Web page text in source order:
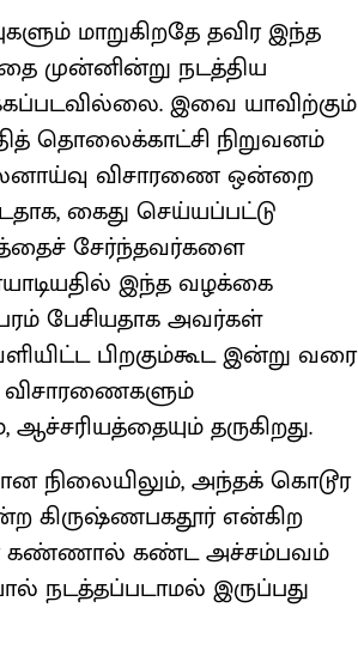
மாறுகிறதே தவிர இந்த
முன்னின்று நடத்திய
இவை யாவிற்கும்
தொலைக்காட்சி நிறுவனம்
விசாரணை ஒன்றை
கைது செய்யப்பட்டு
சேர்ந்தவர்களை
இந்த வழக்கை
பேசியதாக அவர்கள்
பிறகும்கூட இன்று வரை
விசாரணைகளும்
தருகிறது.
நிலையிலும், அந்தக் கொடூர
கிருஷ்ணபகதூர் என்கிற
கண்ணால் கண்ட அச்சம்பவம்
நடத்தப்படாமல் இருப்பது